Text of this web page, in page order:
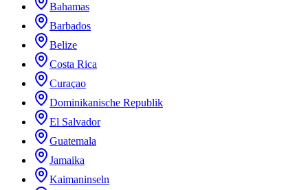
Bahamas
Barbados
Belize
Costa Rica
Curaçao
Dominikanische Republik
El Salvador
Guatemala
Jamaika
Kaimaninseln